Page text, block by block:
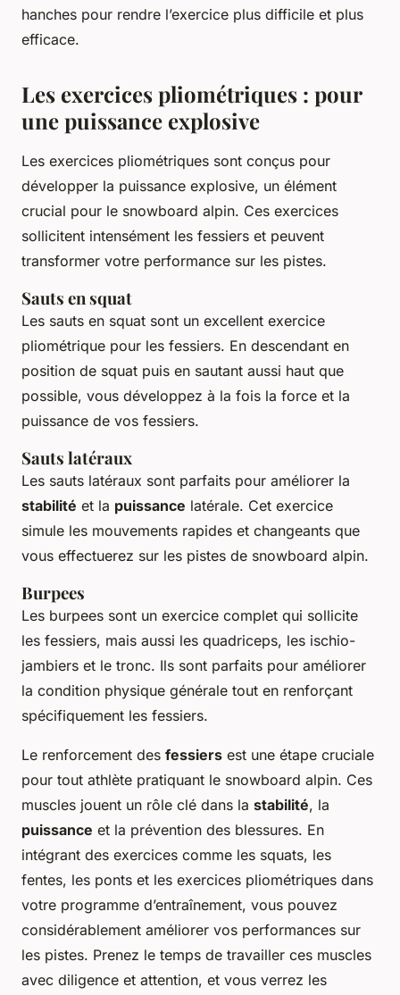
hanches pour rendre l’exercice plus difficile et plus
efficace.
Les exercices pliométriques : pour
une puissance explosive
Les exercices pliométriques sont conçus pour
développer la puissance explosive, un élément
crucial pour le snowboard alpin. Ces exercices
sollicitent intensément les fessiers et peuvent
transformer votre performance sur les pistes.
Sauts en squat
Les sauts en squat sont un excellent exercice
pliométrique pour les fessiers. En descendant en
position de squat puis en sautant aussi haut que
possible, vous développez à la fois la force et la
puissance de vos fessiers.
Sauts latéraux
Les sauts latéraux sont parfaits pour améliorer la
stabilité et la puissance latérale. Cet exercice
simule les mouvements rapides et changeants que
vous effectuerez sur les pistes de snowboard alpin.
Burpees
Les burpees sont un exercice complet qui sollicite
les fessiers, mais aussi les quadriceps, les ischio-
jambiers et le tronc. Ils sont parfaits pour améliorer
la condition physique générale tout en renforçant
spécifiquement les fessiers.
Le renforcement des fessiers est une étape cruciale
pour tout athlète pratiquant le snowboard alpin. Ces
muscles jouent un rôle clé dans la stabilité, la
puissance et la prévention des blessures. En
intégrant des exercices comme les squats, les
fentes, les ponts et les exercices pliométriques dans
votre programme d’entraînement, vous pouvez
considérablement améliorer vos performances sur
les pistes. Prenez le temps de travailler ces muscles
avec diligence et attention, et vous verrez les